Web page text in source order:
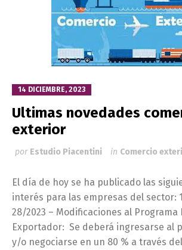
14 DICIEMBRE, 2023
Ultimas novedades
exterior
por Estudio Piacentini in Comercio
El día de hoy se ha publicado las
interés para las empresas del sector:
28/2023 – Modificaciones al
Exportador: Se deberá ingresarse al
y/o negociarse en un 80 % a través